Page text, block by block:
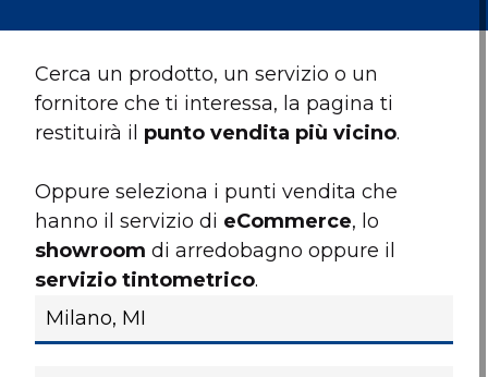
Cerca un prodotto, un servizio o un
fornitore che ti interessa, la pagina ti
restituirà il punto vendita più vicino.
Oppure seleziona i punti vendita che
hanno il servizio di eCommerce, lo
showroomdi arredobagno oppure il
servizio tintometrico.